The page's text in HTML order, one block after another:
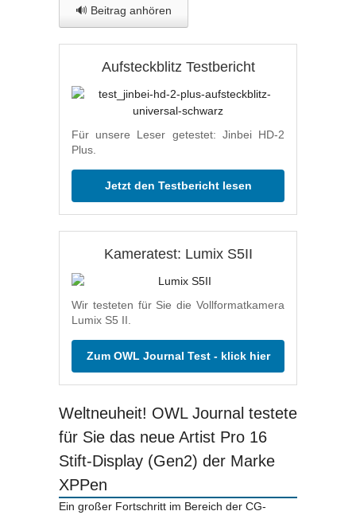
🔊 Beitrag anhören
Aufsteckblitz Testbericht
Für unsere Leser getestet: Jinbei HD-2
Plus.
Jetzt den Testbericht lesen
Kameratest: Lumix S5II
Wir testeten für Sie die Vollformatkamera
Lumix S5 II.
Zum OWL Journal Test - klick hier
Weltneuheit! OWL Journal testete
für Sie das neue Artist Pro 16
Stift-Display (Gen2) der Marke
XPPen
Ein großer Fortschritt im Bereich der CG-